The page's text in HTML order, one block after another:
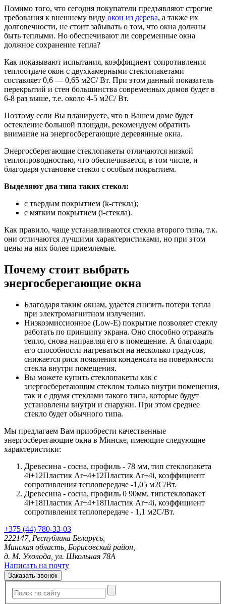
Помимо того, что сегодня покупатели предъявляют строгие
требования к внешнему виду окон из дерева, а также их
долговечности, не стоит забывать о том, что окна должны
быть теплыми. Но обеспечивают ли современные окна
должное сохранение тепла?
Как показывают испытания, коэффициент сопротивления
теплоотдаче окон с двухкамерными стеклопакетами
составляет 0,6 — 0,65 м2С/ Вт. При этом данный показатель
перекрытий и стен большинства современных домов будет в
6-8 раз выше, т.е. около 4-5 м2С/ Вт.
Поэтому если Вы планируете, что в Вашем доме будет
остекление большой площади, рекомендуем обратить
внимание на энергосберегающие деревянные окна.
Энергосберегающие стеклопакеты отличаются низкой
теплопроводностью, что обеспечивается, в том числе, и
благодаря установке стекол с особым покрытием.
Выделяют два типа таких стекол:
с твердым покрытием (k-стекла);
с мягким покрытием (i-стекла).
Как правило, чаще устанавливаются стекла второго типа, т.к.
они отличаются лучшими характеристиками, но при этом
цены на них более приемлемые.
Почему стоит выбрать
энергосберегающие окна
Благодаря таким окнам, удается снизить потери тепла
при электромагнитном излучении.
Низкоэмиссионное (Low-E) покрытие позволяет стеклу
работать по принципу экрана. Оно способно отражать
тепло, снова направляя его в помещение. А благодаря
его способности нагреваться на несколько градусов,
снижается риск появления конденсата на поверхности
стекла внутри помещения.
Вы можете купить стеклопакеты как с
энергосберегающим стеклом только внутри помещения,
так и с двумя стеклами такого типа, которые будут
установлены внутри и снаружи. При этом среднее
стекло будет обычного типа.
Мы предлагаем Вам приобрести качественные
энергосберегающие окна в Минске, имеющие следующие
характеристики:
Древесина - сосна, профиль - 78 мм, тип стеклопакета
4i+12Пластик Ar+4+12Пластик Ar+4i, коэффициент
сопротивления теплопередаче -1,05 м2С/Вт.
Древесина - сосна, профиль 0 90мм, типстеклопакет
4i+18Пластик Ar+4+18Пластик Ar+4i, коэффициент
сопротивления теплопередаче - 1,1 м2С/Вт.
+375 (44) 780-33-03
222147, Республика Беларусь,
Минская область, Борисовский район,
д. М. Ухолода, ул. Школьная 78А
Написать на почту
Заказать звонок